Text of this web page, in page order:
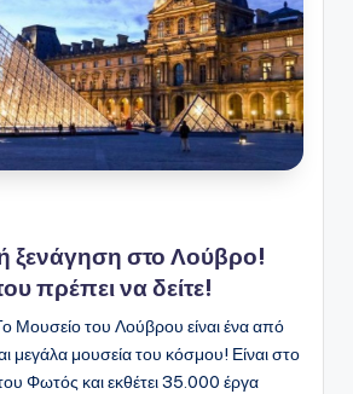
ξενάγηση στο Λούβρο!
πρέπει να δείτε!
του Λούβρου είναι ένα από
μεγάλα μουσεία του κόσμου! Είναι στο
Φωτός και εκθέτει 35.000 έργα